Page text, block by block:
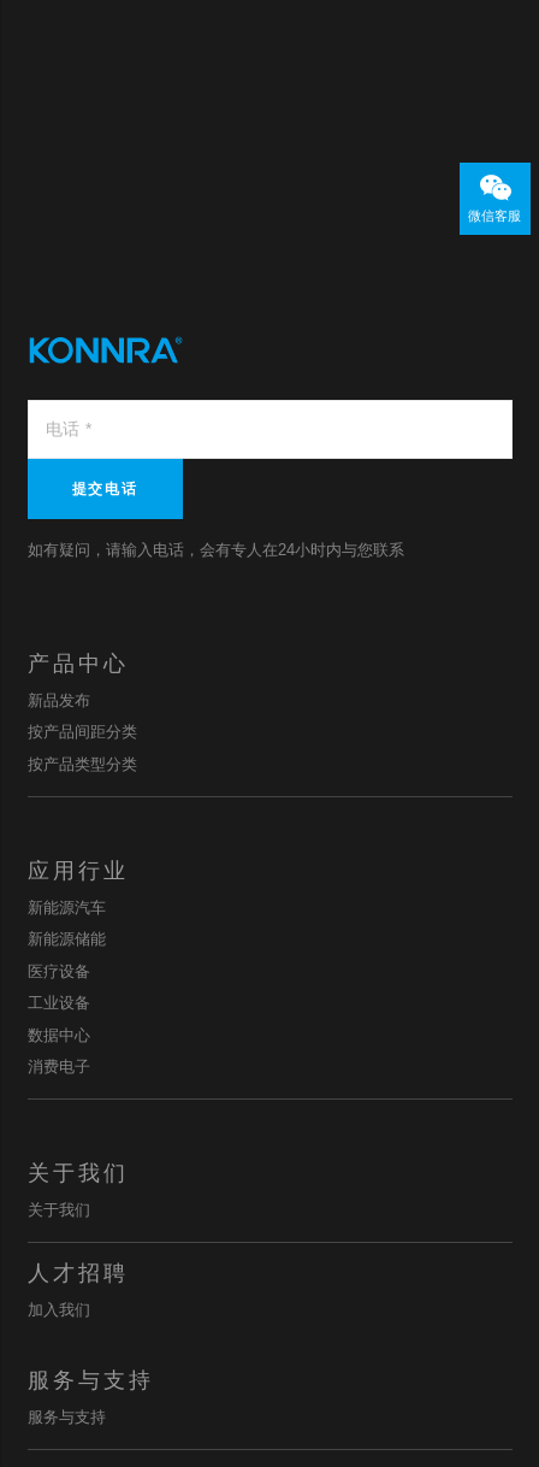
提交电话
如有疑问，请输入电话，会有专人在24小时内与您联系
产品中心
新品发布
按产品间距分类
按产品类型分类
应用行业
新能源汽车
新能源储能
医疗设备
工业设备
数据中心
消费电子
关于我们
关于我们
人才招聘
加入我们
微信客服
服务与支持
服务与支持